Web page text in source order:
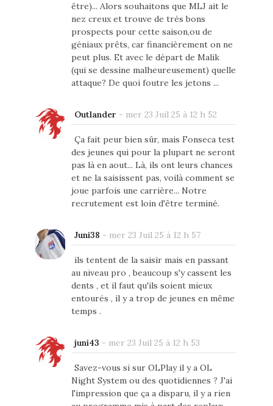
être)... Alors souhaitons que MLJ ait le
nez creux et trouve de très bons
prospects pour cette saison,ou de
géniaux prêts, car financièrement on ne
peut plus. Et avec le départ de Malik
(qui se dessine malheureusement) quelle
attaque? De quoi foutre les jetons ...
Outlander - mer 23 Juil 25 à 12 h 52
Ça fait peur bien sûr, mais Fonseca test
des jeunes qui pour la plupart ne seront
pas là en aout... Là, ils ont leurs chances
et ne la saisissent pas, voilà comment se
joue parfois une carrière... Notre
recrutement est loin d'être terminé.
Juni38 - mer 23 Juil 25 à 12 h 57
ils tentent de la saisir mais en passant
au niveau pro , beaucoup s'y cassent les
dents , et il faut qu'ils soient mieux
entourés , il y a trop de jeunes en même
temps .
juni43 - mer 23 Juil 25 à 12 h 53
Savez-vous si sur OLPlay il y a OL
Night System ou des quotidiennes ? J'ai
l'impression que ça a disparu, il y a rien